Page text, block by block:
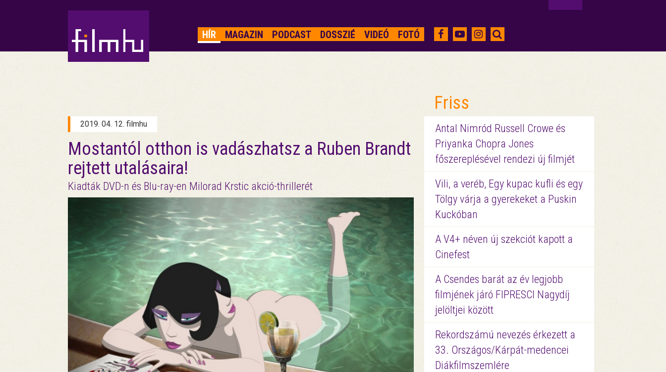
HÍR MAGAZIN PODCAST DOSSZIÉ VIDEÓ FOTÓ
2019. 04. 12. filmhu
Mostantól otthon is vadászhatsz a Ruben Brandt
rejtett utalásaira!
Kiadták DVD-n és Blu-ray-en Milorad Krstic akció-thrillerét
Friss
Antal Nimród Russell Crowe és
Priyanka Chopra Jones
főszereplésével rendezi új filmjét
Vili, a veréb, Egy kupac kufli és egy
Tölgy várja a gyerekeket a Puskin
Kuckóban
A V4+ néven új szekciót kapott a
Cinefest
A Csendes barát az év legjobb
filmjének járó FIPRESCI Nagydíj
jelöltjei között
Rekordszámú nevezés érkezett a
33. Országos/Kárpát-medencei
Diákfilmszemlére